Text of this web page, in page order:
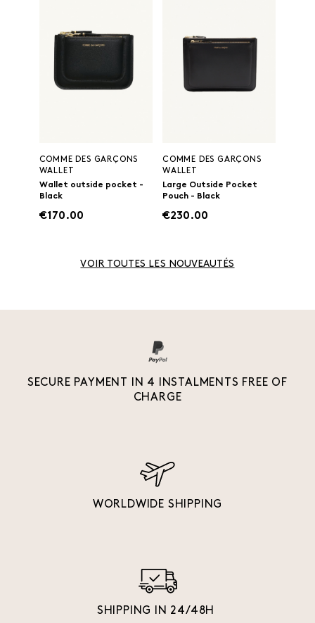
COMME DES GARÇONS
WALLET
Wallet outside pocket -
Black
€170.00
COMME DES GARÇONS
WALLET
Large Outside Pocket
Pouch - Black
€230.00
VOIR TOUTES LES NOUVEAUTÉS
SECURE PAYMENT IN 4 INSTALMENTS FREE OF
CHARGE
WORLDWIDE SHIPPING
SHIPPING IN 24/48H